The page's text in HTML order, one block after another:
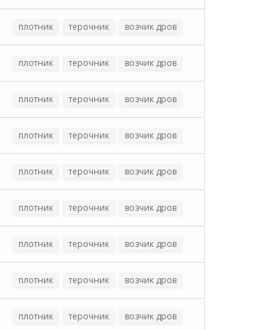
плотник терочник возчик дров
плотник терочник возчик дров
плотник терочник возчик дров
плотник терочник возчик дров
плотник терочник возчик дров
плотник терочник возчик дров
плотник терочник возчик дров
плотник терочник возчик дров
плотник терочник возчик дров